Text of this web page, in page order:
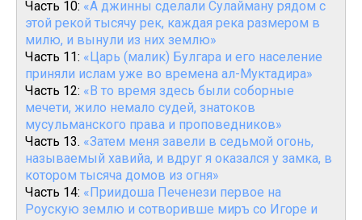
Часть 10: «А джинны сделали Сулайману рядом с
этой рекой тысячу рек, каждая река размером в
милю, и вынули из них землю»
Часть 11: «Царь (малик) Булгара и его население
приняли ислам уже во времена ал-Муктадира»
Часть 12: «В то время здесь были соборные
мечети, жило немало судей, знатоков
мусульманского права и проповедников»
Часть 13. «Затем меня завели в седьмой огонь,
называемый хавийа, и вдруг я оказался у замка, в
котором тысяча домов из огня»
Часть 14: «Приидоша Печенези первое на
Роускую землю и сотворивше миръ со Игоре и